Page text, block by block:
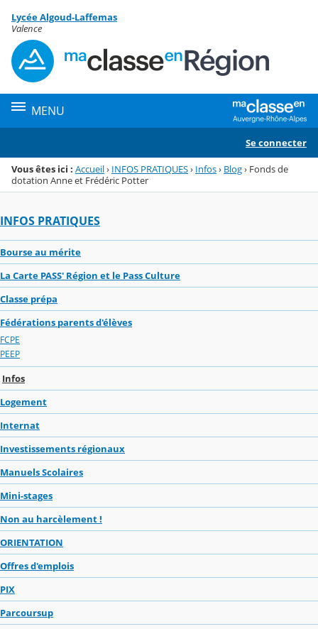
Menu de la rubrique
Contenu
Lycée Algoud-Laffemas
Valence
MENU
Se connecter
Vous êtes ici : Accueil› INFOS PRATIQUES› Infos› Blog› Fonds de
dotation Anne et Frédéric Potter
INFOS PRATIQUES
Bourse au mérite
La Carte PASS' Région et le Pass Culture
Classe prépa
Fédérations parents d'élèves
FCPE
PEEP
Infos
Logement
Internat
Investissements régionaux
Manuels Scolaires
Mini-stages
Non au harcèlement !
ORIENTATION
Offres d'emplois
PIX
Parcoursup